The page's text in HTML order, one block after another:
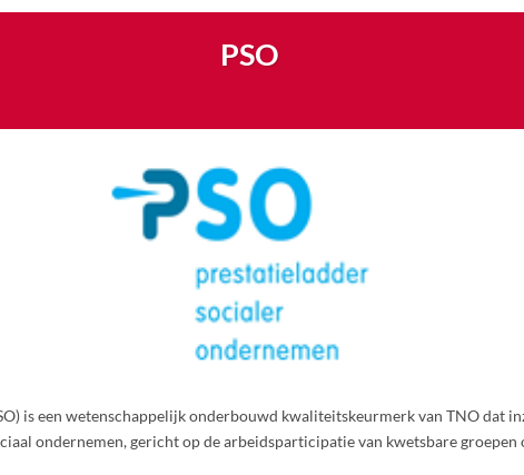
PSO
is een wetenschappelijk onderbouwd kwaliteitskeurmerk van TNO dat
ondernemen, gericht op de arbeidsparticipatie van kwetsbare groepen